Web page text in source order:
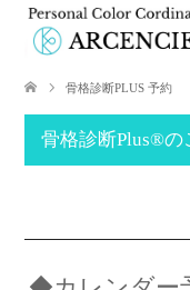
骨格診断PLUS 予約
骨格診断Plus®️の